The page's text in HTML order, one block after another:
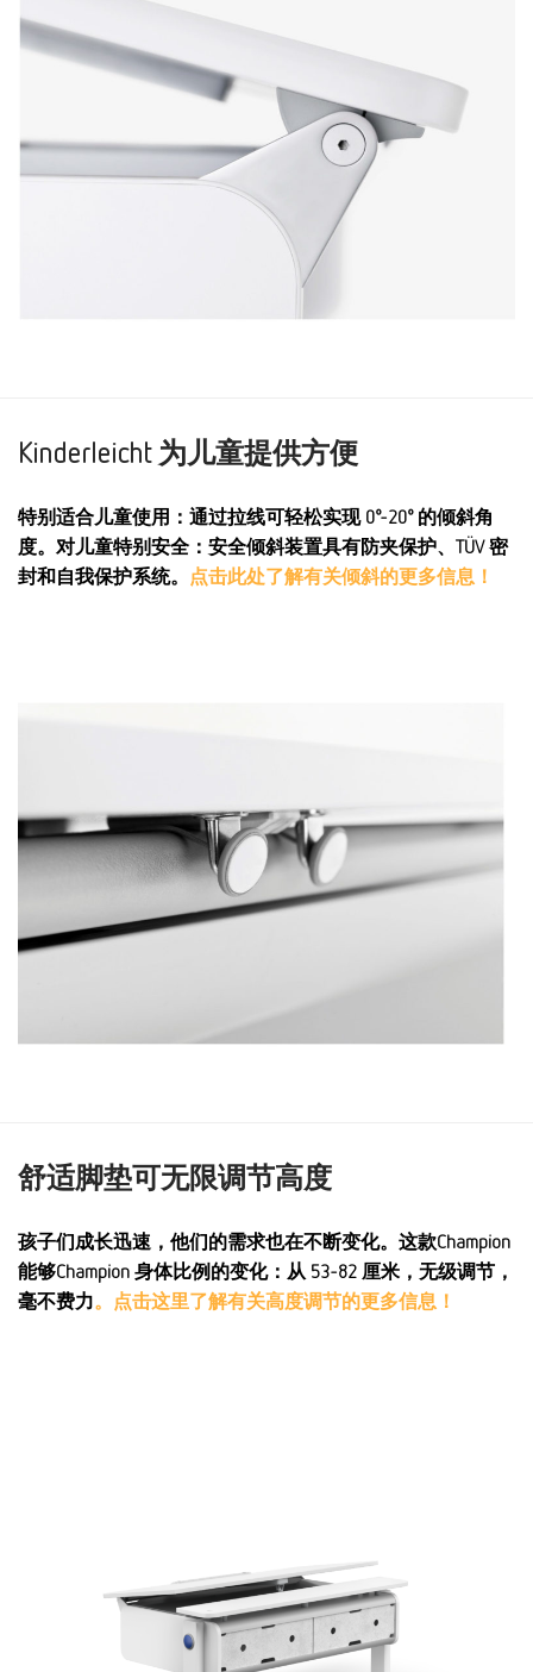
Kinderleicht 为儿童提供方便
特别适合儿童使用：通过拉线可轻松实现 0°-20° 的倾斜角
度。对儿童特别安全：安全倾斜装置具有防夹保护、TÜV 密
封和自我保护系统。 点击此处了解有关倾斜的更多信息！
舒适脚垫可无限调节高度
孩子们成长迅速，他们的需求也在不断变化。这款Champion
能够Champion 身体比例的变化：从 53-82 厘米，无级调节，
毫不费力。点击这里了解有关高度调节的更多信息！